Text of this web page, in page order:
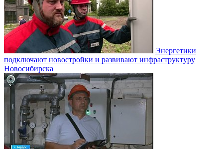
Энергетики
подключают новостройки и развивают инфраструктуру
Новосибирска